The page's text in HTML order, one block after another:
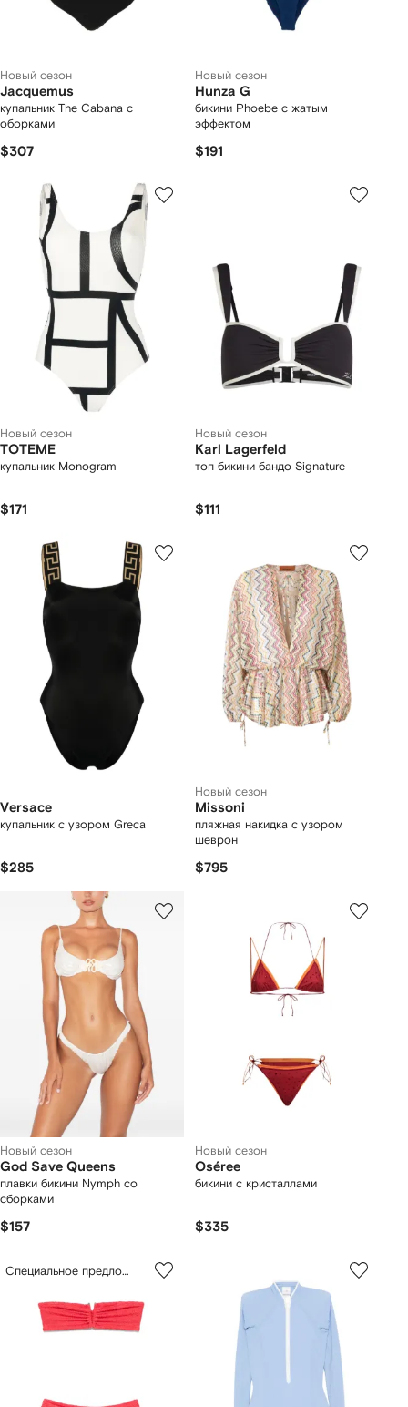
Новый сезон
Jacquemus
купальник The Cabana с
оборками
$307
Новый сезон
Hunza G
бикини Phoebe с жатым
эффектом
$191
Новый сезон
TOTEME
купальник Monogram
$171
Новый сезон
Karl Lagerfeld
топ бикини бандо Signature
$111
Versace
купальник с узором Greca
$285
Новый сезон
Missoni
пляжная накидка с узором
шеврон
$795
Новый сезон
God Save Queens
плавки бикини Nymph со
сборками
$157
Новый сезон
Oséree
бикини с кристаллами
$335